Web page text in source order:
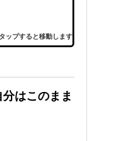
タップすると移動します
はこのまま